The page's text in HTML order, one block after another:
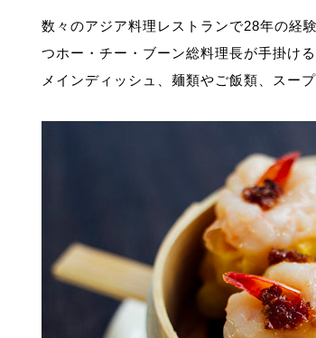
数々のアジア料理レストランで28年の経
つホー・チー・ブーン総料理長が手掛け
メインディッシュ、麺類やご飯類、スー